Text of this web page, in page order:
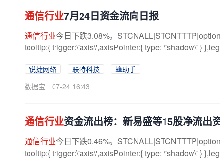
通信行业7月24日资金流向日报
通信行业今日下跌3.08%。
tooltip:{ trigger:\'axis\',axisPointer:{ type: \'shadow\' }
锐捷网络 联特科技
蜂助手
数据宝
07-24 16:43
通信行业资金流出榜：新易盛等15股净流出
通信行业今日下跌0.46%。
tooltip:{ trigger:\'axis\',axisPointer:{ type: \'shadow\' }